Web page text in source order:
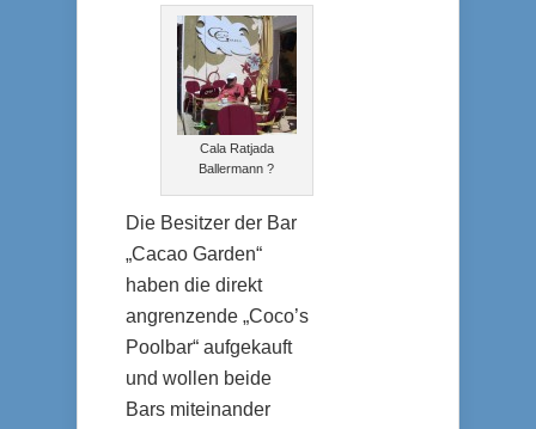
Cala Ratjada
Ballermann ?
Die Besitzer der Bar
„Cacao Garden“
haben die direkt
angrenzende „Coco’s
Poolbar“ aufgekauft
und wollen beide
Bars miteinander